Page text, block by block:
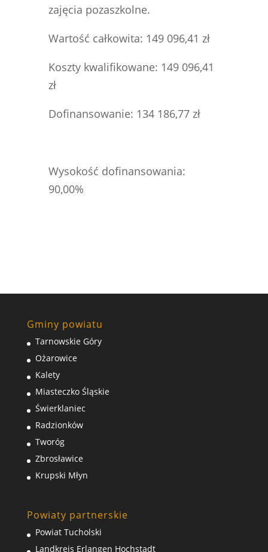
zajęcia pozaszkolne.
Wartość całkowita: 149 096,41 zł
Koszty kwalifikowane: 149 096,41
zł
Dofinansowanie: 134 186,77 zł
Wysokość dofinansowania:
90,00%
Gminy powiatu
Tarnowskie Góry
Ożarowice
Kalety
Miasteczko Śląskie
Świerklaniec
Radzionków
Tworóg
Zbrosławice
Krupski Młyn
Powiaty partnerskie
Powiat Tucholski
Landkreis Erlangen Hochstadt